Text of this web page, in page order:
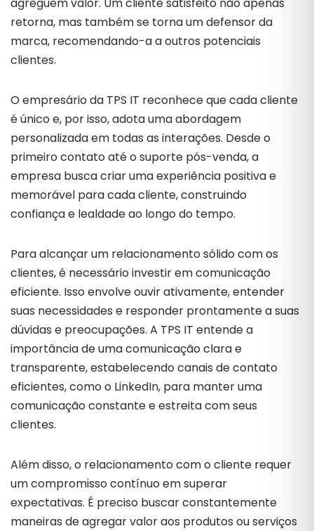
agreguem valor. Um cliente satisfeito não apenas
retorna, mas também se torna um defensor da
marca, recomendando-a a outros potenciais
clientes.
O empresário da TPS IT reconhece que cada cliente
é único e, por isso, adota uma abordagem
personalizada em todas as interações. Desde o
primeiro contato até o suporte pós-venda, a
empresa busca criar uma experiência positiva e
memorável para cada cliente, construindo
confiança e lealdade ao longo do tempo.
Para alcançar um relacionamento sólido com os
clientes, é necessário investir em comunicação
eficiente. Isso envolve ouvir ativamente, entender
suas necessidades e responder prontamente a suas
dúvidas e preocupações. A TPS IT entende a
importância de uma comunicação clara e
transparente, estabelecendo canais de contato
eficientes, como o LinkedIn, para manter uma
comunicação constante e estreita com seus
clientes.
Além disso, o relacionamento com o cliente requer
um compromisso contínuo em superar
expectativas. É preciso buscar constantemente
maneiras de agregar valor aos produtos ou serviços